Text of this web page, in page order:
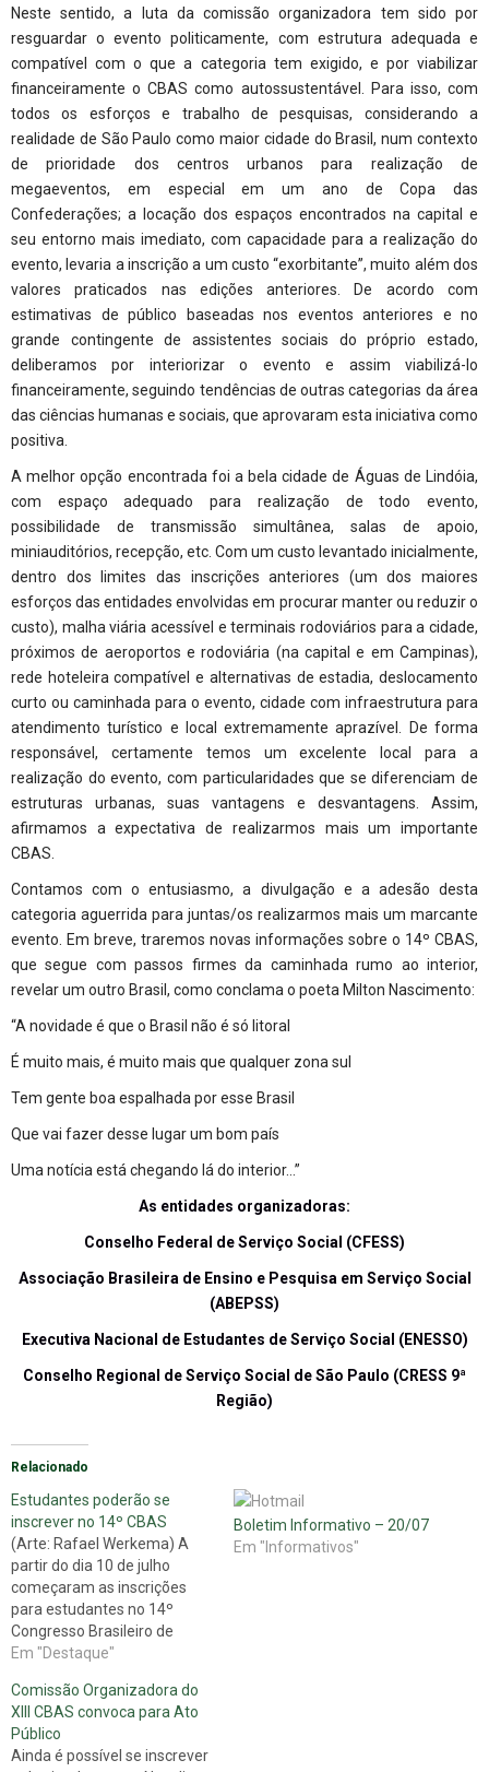
Neste sentido, a luta da comissão organizadora tem sido por
resguardar o evento politicamente, com estrutura adequada e
compatível com o que a categoria tem exigido, e por viabilizar
financeiramente o CBAS como autossustentável. Para isso, com
todos os esforços e trabalho de pesquisas, considerando a
realidade de São Paulo como maior cidade do Brasil, num contexto
de prioridade dos centros urbanos para realização de
megaeventos, em especial em um ano de Copa das
Confederações; a locação dos espaços encontrados na capital e
seu entorno mais imediato, com capacidade para a realização do
evento, levaria a inscrição a um custo “exorbitante”, muito além dos
valores praticados nas edições anteriores. De acordo com
estimativas de público baseadas nos eventos anteriores e no
grande contingente de assistentes sociais do próprio estado,
deliberamos por interiorizar o evento e assim viabilizá-lo
financeiramente, seguindo tendências de outras categorias da área
das ciências humanas e sociais, que aprovaram esta iniciativa como
positiva.
A melhor opção encontrada foi a bela cidade de Águas de Lindóia,
com espaço adequado para realização de todo evento,
possibilidade de transmissão simultânea, salas de apoio,
miniauditórios, recepção, etc. Com um custo levantado inicialmente,
dentro dos limites das inscrições anteriores (um dos maiores
esforços das entidades envolvidas em procurar manter ou reduzir o
custo), malha viária acessível e terminais rodoviários para a cidade,
próximos de aeroportos e rodoviária (na capital e em Campinas),
rede hoteleira compatível e alternativas de estadia, deslocamento
curto ou caminhada para o evento, cidade com infraestrutura para
atendimento turístico e local extremamente aprazível. De forma
responsável, certamente temos um excelente local para a
realização do evento, com particularidades que se diferenciam de
estruturas urbanas, suas vantagens e desvantagens. Assim,
afirmamos a expectativa de realizarmos mais um importante
CBAS.
Contamos com o entusiasmo, a divulgação e a adesão desta
categoria aguerrida para juntas/os realizarmos mais um marcante
evento. Em breve, traremos novas informações sobre o 14º CBAS,
que segue com passos firmes da caminhada rumo ao interior,
revelar um outro Brasil, como conclama o poeta Milton Nascimento:
“A novidade é que o Brasil não é só litoral
É muito mais, é muito mais que qualquer zona sul
Tem gente boa espalhada por esse Brasil
Que vai fazer desse lugar um bom país
Uma notícia está chegando lá do interior…”
As entidades organizadoras:
Conselho Federal de Serviço Social (CFESS)
Associação Brasileira de Ensino e Pesquisa em Serviço Social
(ABEPSS)
Executiva Nacional de Estudantes de Serviço Social (ENESSO)
Conselho Regional de Serviço Social de São Paulo (CRESS 9ª
Região)
Relacionado
Estudantes poderão se
inscrever no 14º CBAS
(Arte: Rafael Werkema) A
partir do dia 10 de julho
começaram as inscrições
para estudantes no 14º
Congresso Brasileiro de
Assistentes Sociais (CBAS).
acessar o
site www.cbas2013.com.br
para saber sobre valores de
inscrição e a programação
Em "Destaque"
Boletim Informativo – 20/07
Em "Informativos"
Comissão Organizadora do
XIII CBAS convoca para Ato
Público
Ainda é possível se inscrever